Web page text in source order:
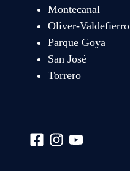
Montecanal
Oliver-Valdefierro
Parque Goya
San José
Torrero